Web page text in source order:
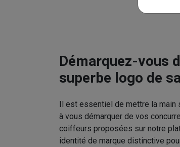
Démarquez-vous
superbe logo de
Il est essentiel de mettre la main
à vous démarquer de vos
coiffeurs proposées sur notre
identité de marque distinctive